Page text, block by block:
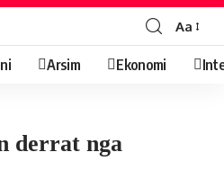
Aa
Arsim Ekonomi
derrat nga